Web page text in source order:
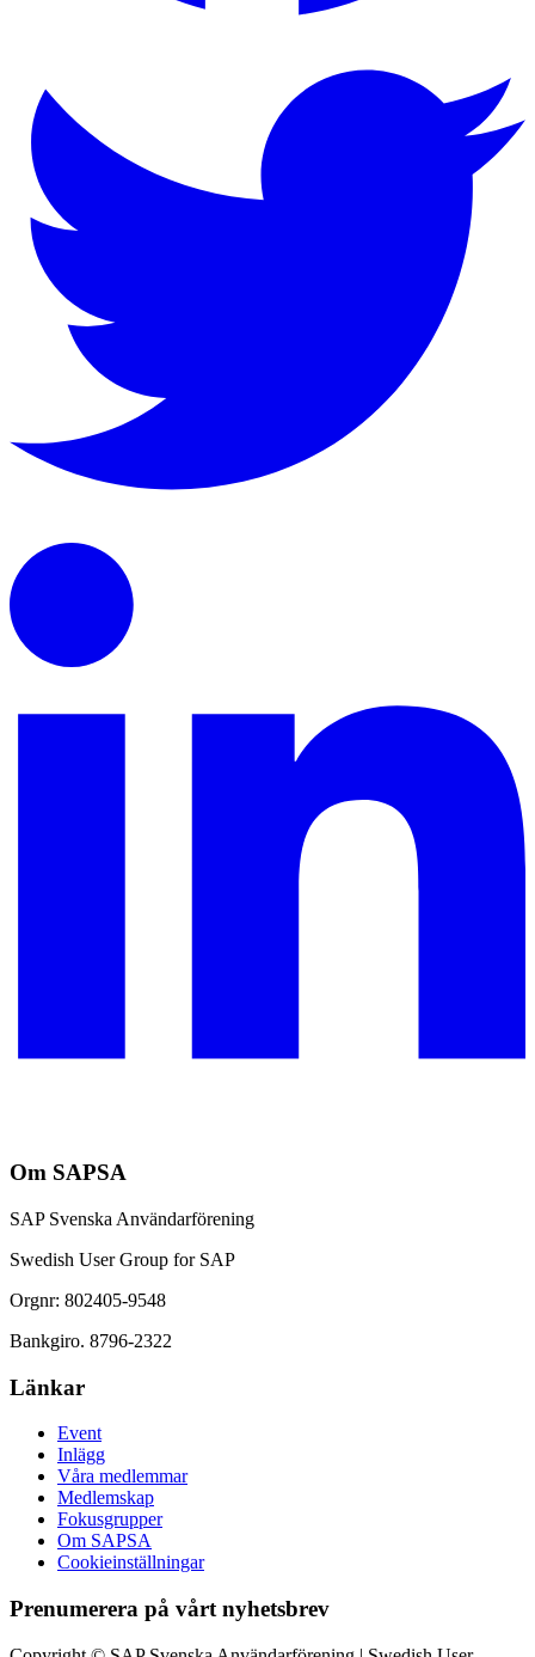
Om SAPSA
SAP Svenska Användarförening
Swedish User Group for SAP
Orgnr: 802405-9548
Bankgiro. 8796-2322
Länkar
Event
Inlägg
Våra medlemmar
Medlemskap
Fokusgrupper
Om SAPSA
Cookieinställningar
Prenumerera på vårt nyhetsbrev